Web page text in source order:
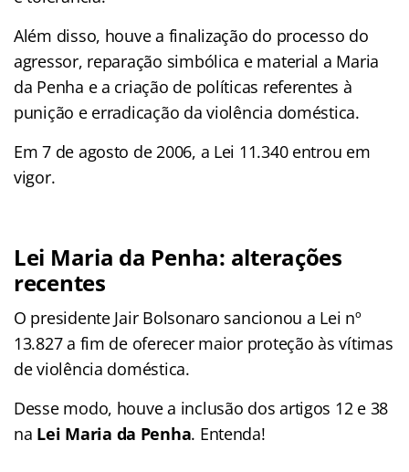
Além disso, houve a finalização do processo do
agressor, reparação simbólica e material a Maria
da Penha e a criação de políticas referentes à
punição e erradicação da violência doméstica.
Em 7 de agosto de 2006, a Lei 11.340 entrou em
vigor.
Lei Maria da Penha: alterações
recentes
O presidente Jair Bolsonaro sancionou a Lei nº
13.827 a fim de oferecer maior proteção às vítimas
de violência doméstica.
Desse modo, houve a inclusão dos artigos 12 e 38
na Lei Maria da Penha. Entenda!